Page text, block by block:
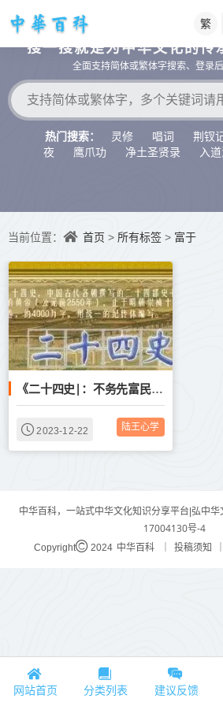
繁
搜一搜就是为中华文化的传
全面支持简体或繁体字搜索、登录
热门搜索： 灵修 唱词 荆钗
夜
鹰爪功 净土圣贤录
入
当前位置： 首页 > 所有标签 > 富于
《二十四史|：不务先富民，而唯言益国，岂有民贫于天下，而国富于上邪？
2023-12-22 陆王心学
中华百科，一站式中华文化知识分享平台|弘中
17004130号-4
Copyright 2024 中华百科 投稿须知
网站首页 分类列表 建议反馈